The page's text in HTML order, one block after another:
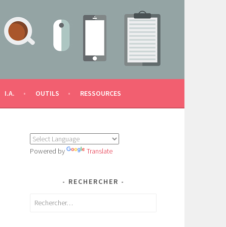
I.A. OUTILS RESSOURCES
Powered by Translate
RECHERCHER
Rechercher :